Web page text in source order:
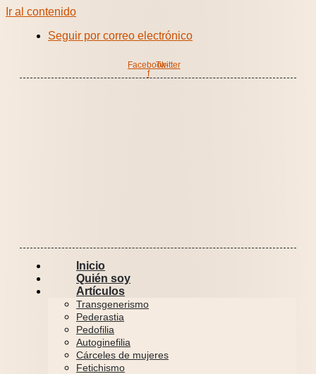
Ir al contenido
Seguir por correo electrónico
Facebook-
f
Twitter
Inicio
Quién soy
Artículos
Transgenerismo
Pederastia
Pedofilia
Autoginefilia
Cárceles de mujeres
Fetichismo